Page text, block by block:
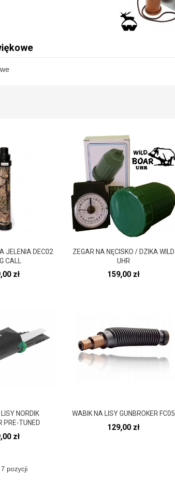
JELENIA DEC02
CALL
zł
ZEGAR NA NĘCISKO / DZIKA WILD
UHR
Cena
159,00 zł
NORDIK
PRE-TUNED
zł
WABIK NA LISY GUNBROKER FC05
Cena
129,00 zł
pozycji